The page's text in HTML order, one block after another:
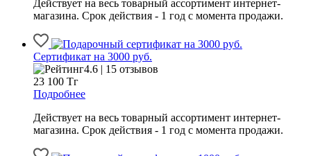
Действует на весь товарный ассортимент интернет-
магазина. Срок действия - 1 год с момента продажи.
Сертификат на 3000 руб.
4.6 | 15 отзывов
23 100 Тг
Подробнее
Действует на весь товарный ассортимент интернет-
магазина. Срок действия - 1 год с момента продажи.